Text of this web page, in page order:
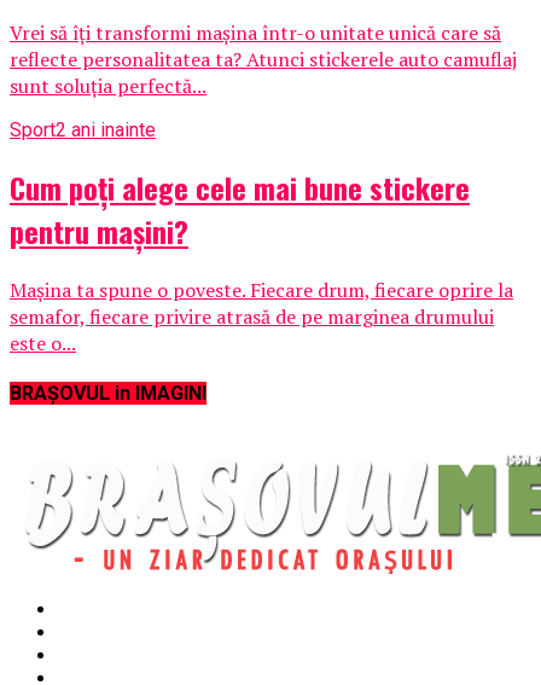
Vrei să îți transformi mașina într-o unitate unică care să
reflecte personalitatea ta? Atunci stickerele auto camuflaj
sunt soluția perfectă...
Sport2 ani inainte
Cum poți alege cele mai bune stickere
pentru mașini?
Mașina ta spune o poveste. Fiecare drum, fiecare oprire la
semafor, fiecare privire atrasă de pe marginea drumului
este o...
BRAȘOVUL in IMAGINI